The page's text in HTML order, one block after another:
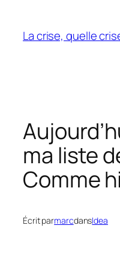
contenu
La crise, quelle
ma liste
Comme
Écrit parmarcdansIdea